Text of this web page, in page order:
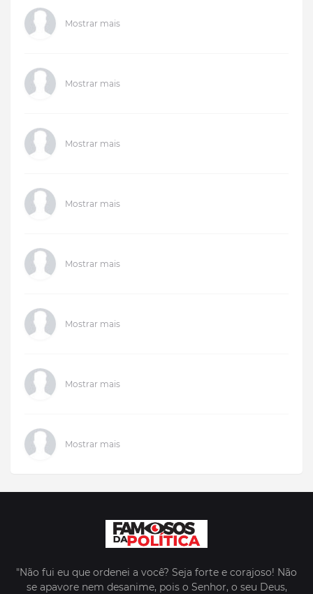
Mostrar mais
Mostrar mais
Mostrar mais
Mostrar mais
Mostrar mais
Mostrar mais
Mostrar mais
Mostrar mais
"Não fui eu que ordenei a você? Seja forte e corajoso! Não
se apavore nem desanime, pois o Senhor, o seu Deus,